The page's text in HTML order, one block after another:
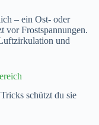
– ein Ost- oder
vor Frostspannungen.
und
schützt du sie